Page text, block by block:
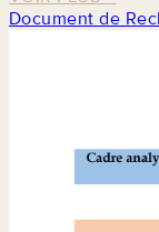
Document de